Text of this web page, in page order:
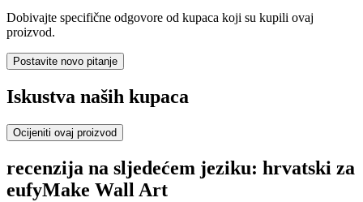
Dobivajte specifične odgovore od kupaca koji su kupili ovaj
proizvod.
Postavite novo pitanje
Iskustva naših kupaca
Ocijeniti ovaj proizvod
recenzija na sljedećem jeziku: hrvatski za
eufyMake Wall Art